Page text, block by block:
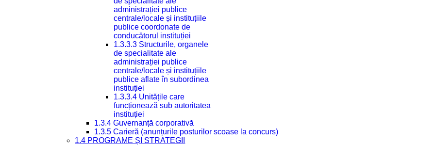
administrației publice
centrale/locale și instituțiile
publice coordonate de
conducătorul instituției
1.3.3.3 Structurile, organele
de specialitate ale
administrației publice
centrale/locale și instituțiile
publice aflate în subordinea
instituției
1.3.3.4 Unitățile care
funcționează sub autoritatea
instituției
1.3.4 Guvernanță corporativă
1.3.5 Carieră (anunțurile posturilor scoase la concurs)
1.4 PROGRAME ȘI STRATEGII